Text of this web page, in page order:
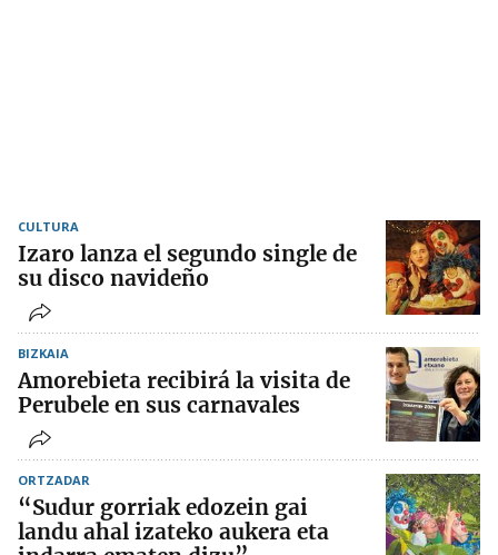
CULTURA
Izaro lanza el segundo single de
su disco navideño
BIZKAIA
Amorebieta recibirá la visita de
Perubele en sus carnavales
ORTZADAR
“Sudur gorriak edozein gai
landu ahal izateko aukera eta